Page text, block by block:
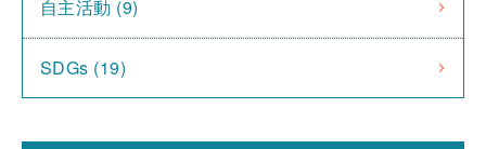
自主活動 (9)
SDGs (19)